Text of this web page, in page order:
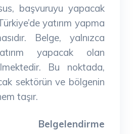
başvuruyu yapacak
yatırım yapma
Belge, yalnızca
yapacak olan
Bu noktada,
sektörün ve bölgenin
taşır.
Belgelendirme